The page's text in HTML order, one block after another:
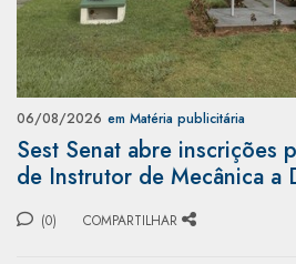
06/08/2026 em Matéria publicitária
Sest Senat abre inscrições
de Instrutor de Mecânica a
(0) COMPARTILHAR